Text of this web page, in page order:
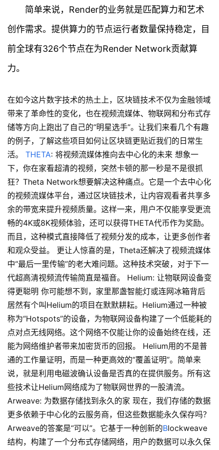
题
简单来说，Render的业务就是匹配算力和艺术
创作需求。提供算力的节点运行者数量保持稳定，目
前全球有326个节点在为Render Network贡献算
力。
在如今这片数字技术的热土上，区块链技术不仅为金融领域
带来了革命性的变化，也在视频流媒体、物联网和分布式存
储等方向上跑出了自己的“明星选手”。让我们来看几个有趣
的例子，了解这些项目如何让区块链更贴近我们的日常生
活。 THETA: 将视频流媒体推向去中心化的未来 想象一
下，你在家看超清的视频，突然卡顿的那一秒是不是很抓
狂？Theta Network想要解决这种痛点。它是一个去中心化
的视频流媒体平台，通过区块链技术，让内容观看者共享多
余的带宽来提升视频质量。这样一来，用户不仅能享受更流
畅的4K或8K视频体验，还可以获得THETA代币作为奖励。
而且，这种模式直接降低了视频分发的成本，让更多创作者
和观众受益。 更让人惊喜的是，Theta还解决了视频流媒体
中“最后一里传输”的老大难问题。这种技术突破，对于下一
代超高清视频流传输简直是福音。 Helium: 让物联网设备变
得更聪明 你可能想不到，家里那盏智能灯或连网冰箱背后
居然有个叫Helium的项目在默默耕耘。Helium通过一种被
称为“Hotspots”的设备，为物联网设备构建了一个低能耗的
点对点无线网络。这个网络不仅能让你的设备始终在线，还
能为网络维护者带来加密货币的回报。 Helium用的不是普
通的工作量证明，而是一种更高效的“覆盖证明”。简单来
说，就是利用电磁波确认设备是否真的在提供服务。所有这
些技术让Helium网络成为了物联网世界的一股清流。
Arweave: 为数据存储找到永久的家 现在，我们存储的数据
更多依赖于中心化的云服务商，但这些数据能永久保存吗？
Arweave的答案是“可以”。它基于一种创新的Blockweave
结构，构建了一个分布式存储网络，用户的数据可以永久保